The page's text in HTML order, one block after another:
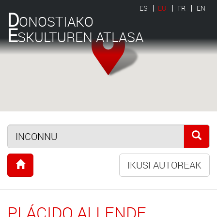
DONOSTIAKO
ESKULTUREN ATLASA
ES EU FR EN
IKUSI AUTOREAK